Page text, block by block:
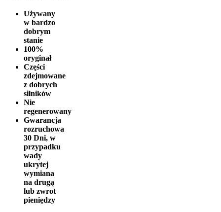
Używany
w bardzo
dobrym
stanie
100%
oryginał
Części
zdejmowane
z dobrych
silników
Nie
regenerowany
Gwarancja
rozruchowa
30 Dni, w
przypadku
wady
ukrytej
wymiana
na drugą
lub zwrot
pieniędzy